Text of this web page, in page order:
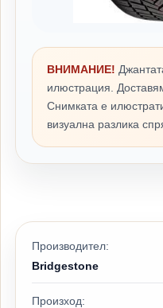
ВНИМАНИЕ!
илюстрация.
Снимката е
визуална разлика
Производител:
Bridgestone
Произход: